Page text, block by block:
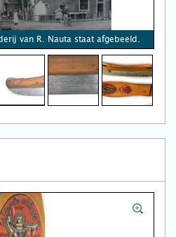
van R. Nauta staat afgebeeld.